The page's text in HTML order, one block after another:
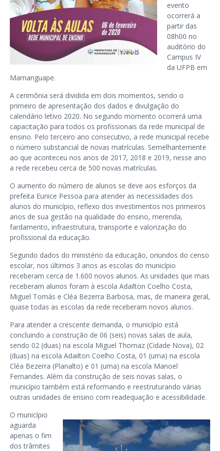
evento
ocorrerá a
partir das
08h00 no
auditório do
Campus IV
da UFPB em
Mamanguape.
A cerimônia será dividida em dois momentos, sendo o
primeiro de apresentação dos dados e divulgação do
calendário letivo 2020. No segundo momento ocorrerá uma
capacitação para todos os profissionais da rede municipal de
ensino. Pelo terceiro ano consecutivo, a rede municipal recebe
o número substancial de novas matrículas. Semelhantemente
ao que aconteceu nos anos de 2017, 2018 e 2019, nesse ano
a rede recebeu cerca de 500 novas matrículas.
O aumento do número de alunos se deve aos esforços da
prefeita Eunice Pessoa para atender as necessidades dos
alunos do município, reflexo dos investimentos nos primeiros
anos de sua gestão na qualidade do ensino, merenda,
fardamento, infraestrutura, transporte e valorização do
profissional da educação.
Segundo dados do ministério da educação, oriundos do censo
escolar, nos últimos 3 anos as escolas do município
receberam cerca de 1.600 novos alunos. As unidades que mais
receberam alunos foram à escola Adailton Coelho Costa,
Miguel Tomás e Cléa Bezerra Barbosa, mas, de maneira geral,
quase todas as escolas da rede receberam novos alunos.
Para atender a crescente demanda, o município está
concluindo a construção de 06 (seis) novas salas de aula,
sendo 02 (duas) na escola Miguel Thomaz (Cidade Nova), 02
(duas) na escola Adailton Coelho Costa, 01 (uma) na escola
Cléa Bezerra (Planalto) e 01 (uma) na escola Manoel
Fernandes. Além da construção de seis novas salas, o
município também está reformando e reestruturando várias
outras unidades de ensino com readequação e acessibilidade.
O município
aguarda
apenas o fim
dos trâmites